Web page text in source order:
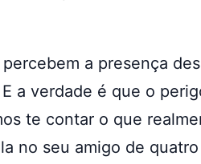
a presença
a verdade é que o
te contar o que
no seu amigo de